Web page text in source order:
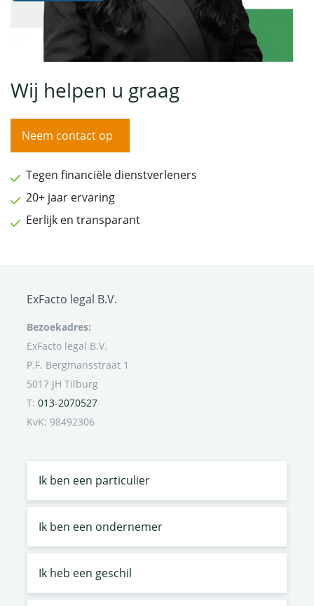
Wij helpen u graag
Neem contact op
Tegen financiële dienstverleners
20+ jaar ervaring
Eerlijk en transparant
ExFacto legal B.V.
Bezoekadres:
ExFacto legal B.V.
P.F. Bergmansstraat 1
5017 JH Tilburg
T: 013-2070527
KvK: 98492306
Ik ben een particulier
Ik ben een ondernemer
Ik heb een geschil